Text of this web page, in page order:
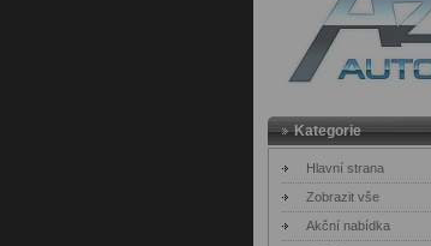
Kategorie
Hlavní strana
Zobrazit vše
Akční nabídka